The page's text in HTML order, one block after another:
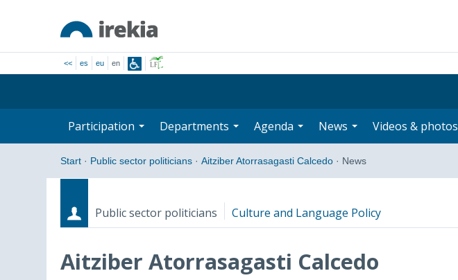
<< es eu en
Participation Departments Agenda News Videos & photos
Start · Public sector politicians · Aitziber Atorrasagasti Calcedo · News
Public sector politicians Culture and Language Policy
Aitziber Atorrasagasti Calcedo